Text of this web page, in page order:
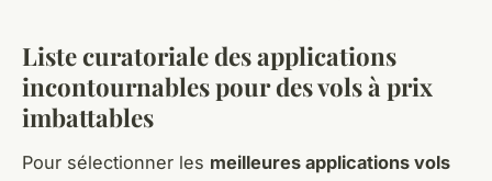
Liste curatoriale des applications
incontournables pour des vols à prix
imbattables
Pour sélectionner les meilleures applications vols